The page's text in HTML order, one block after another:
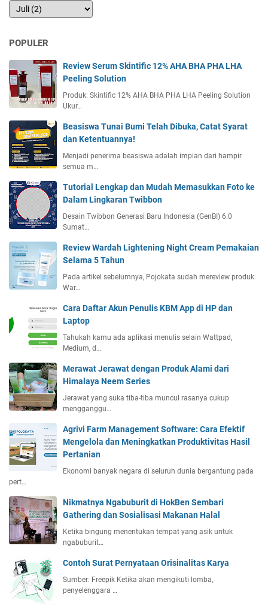
POPULER
Review Serum Skintific 12% AHA BHA PHA LHA
Peeling Solution
Produk: Skintific 12% AHA BHA PHA LHA Peeling Solution
Ukur…
Beasiswa Tunai Bumi Telah Dibuka, Catat Syarat
dan Ketentuannya!
Menjadi penerima beasiswa adalah impian dari hampir
semua m…
Tutorial Lengkap dan Mudah Memasukkan Foto ke
Dalam Lingkaran Twibbon
Desain Twibbon Generasi Baru Indonesia (GenBI) 6.0
Sumat…
Review Wardah Lightening Night Cream Pemakaian
Selama 5 Tahun
Pada artikel sebelumnya, Pojokata sudah mereview produk
War…
Cara Daftar Akun Penulis KBM App di HP dan
Laptop
Tahukah kamu ada aplikasi menulis selain Wattpad,
Medium, d…
Merawat Jerawat dengan Produk Alami dari
Himalaya Neem Series
Jerawat yang suka tiba-tiba muncul rasanya cukup
mengganggu…
Agrivi Farm Management Software: Cara Efektif
Mengelola dan Meningkatkan Produktivitas Hasil
Pertanian
Ekonomi banyak negara di seluruh dunia bergantung pada
pert…
Nikmatnya Ngabuburit di HokBen Sembari
Gathering dan Sosialisasi Makanan Halal
Ketika bingung menentukan tempat yang asik untuk
ngabuburit…
Contoh Surat Pernyataan Orisinalitas Karya
Sumber: Freepik Ketika akan mengikuti lomba,
penyelenggara …